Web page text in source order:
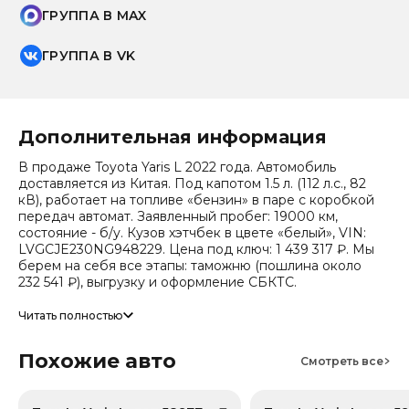
ГРУППА В MAX
ГРУППА В VK
Дополнительная информация
В продаже Toyota Yaris L 2022 года. Автомобиль
доставляется из Китая. Под капотом 1.5 л. (112 л.с., 82
кВ), работает на топливе «бензин» в паре с коробкой
передач автомат. Заявленный пробег: 19000 км,
состояние - б/у. Кузов хэтчбек в цвете «белый», VIN:
LVGCJE230NG948229. Цена под ключ: 1 439 317 ₽. Мы
берем на себя все этапы: таможню (пошлина около
232 541 ₽), выгрузку и оформление СБКТС.
Цена зависит от курса валют, точный расчет
Прогноз стоимости (по данным che): сейчас авто стоит
Читать полностью
Похожие авто Смотреть все